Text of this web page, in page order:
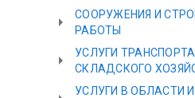
СООРУЖЕНИЯ И
РАБОТЫ
УСЛУГИ
СКЛАДСКОГО
УСЛУГИ В ОБЛАСТИ